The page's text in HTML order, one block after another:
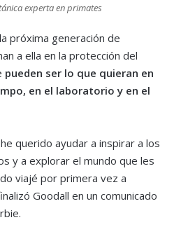
experta en primates
próxima generación de
a ella en la protección del
pueden ser lo que quieran en
en el laboratorio y en el
querido ayudar a inspirar a los
y a explorar el mundo que les
viajé por primera vez a
Goodall en un comunicado